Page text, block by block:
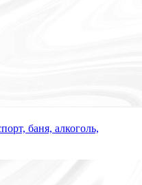
баня, алкоголь,